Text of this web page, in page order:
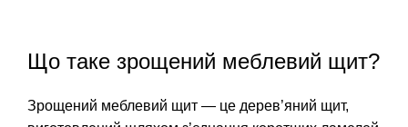
Що таке зрощений меблевий щит?
Зрощений меблевий щит — це дерев’яний щит,